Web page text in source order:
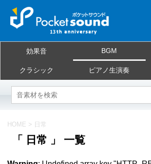
当サイトについて
ご利用規約
効果音 BGM
クラシック ピアノ生演奏
HOME > 日常
「 日常 」 一覧